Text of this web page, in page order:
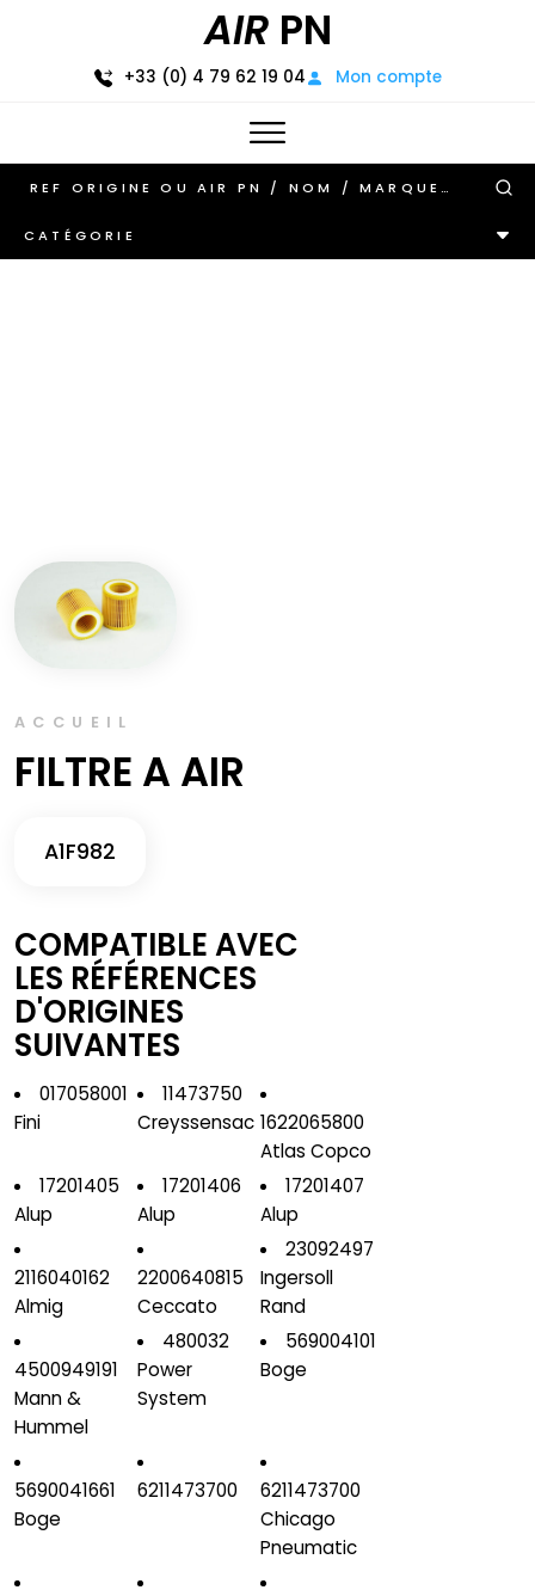
AIR PN
+33 (0) 4 79 62 19 04 Mon compte
CATÉGORIE
ACCUEIL
FILTRE A AIR
A1F982
COMPATIBLE AVEC
LES RÉFÉRENCES
D'ORIGINES
SUIVANTES
017058001
Fini
11473750
Creyssensac 1622065800
Atlas Copco
17201405
Alup
17201406
Alup
17201407
Alup
2116040162
Almig
2200640815
Ceccato
23092497
Ingersoll
Rand
4500949191
Mann &
Hummel
480032
Power
System
569004101
Boge
5690041661
Boge
6211473700
6211473700
Chicago
Pneumatic